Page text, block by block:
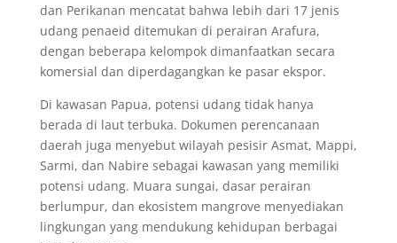
dan Perikanan mencatat bahwa lebih dari 17 jenis
udang penaeid ditemukan di perairan Arafura,
dengan beberapa kelompok dimanfaatkan secara
komersial dan diperdagangkan ke pasar ekspor.
Di kawasan Papua, potensi udang tidak hanya
berada di laut terbuka. Dokumen perencanaan
daerah juga menyebut wilayah pesisir Asmat, Mappi,
Sarmi, dan Nabire sebagai kawasan yang memiliki
potensi udang. Muara sungai, dasar perairan
berlumpur, dan ekosistem mangrove menyediakan
lingkungan yang mendukung kehidupan berbagai